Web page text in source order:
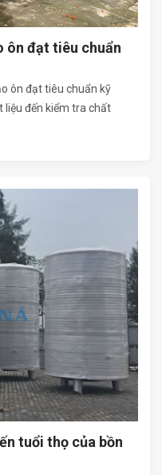
ôn đạt tiêu chuẩn
ôn đạt tiêu chuẩn kỹ
liệu đến kiểm tra chất
tuổi thọ của bồn